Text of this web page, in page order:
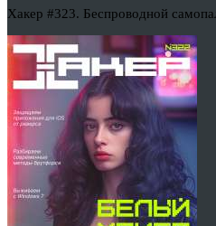
Хакер #323. Беспроводной